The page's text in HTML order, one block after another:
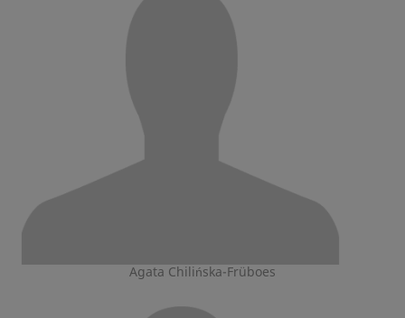
Agata Chilińska-Früboes